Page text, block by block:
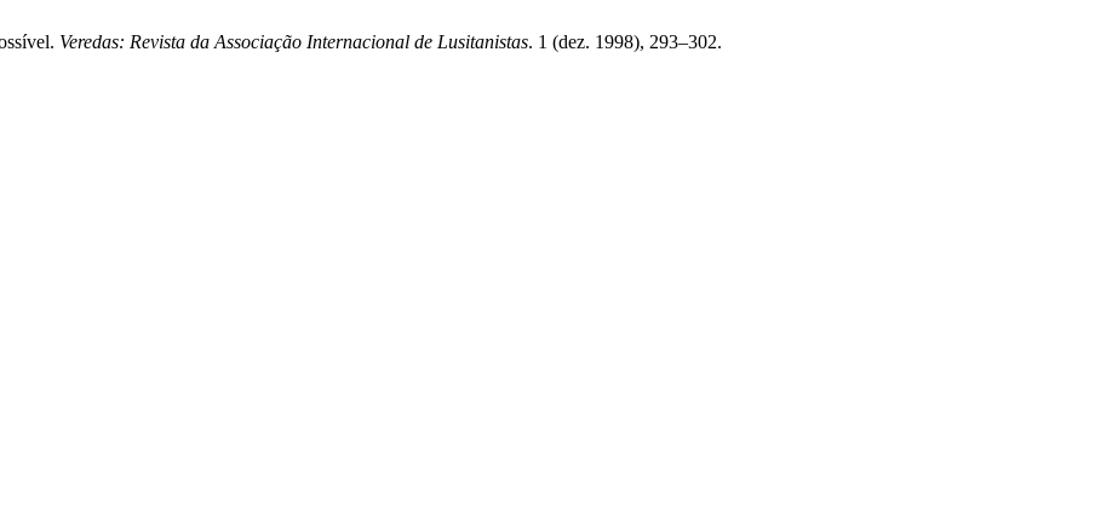
Veredas: Revista da Associação Internacional de Lusitanistas. 1 (dez. 1998), 293–302.